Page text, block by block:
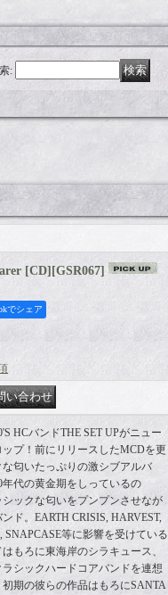
:
[CD] [GSR067]
でシェア
HCバンドTHE SET UPがニュー
プ！前にリリースしたMCDを更
匂いたっぷりの激シブアルバ
代の黄金期をしっているの
ックな匂いをプンプンさせなが
ド。EARTH CRISIS, HARVEST,
等に影響を受けている
もろに東海岸のシラキュース、
シックハードコアバンドを連想
期の彼らの作品はもろにSANTA